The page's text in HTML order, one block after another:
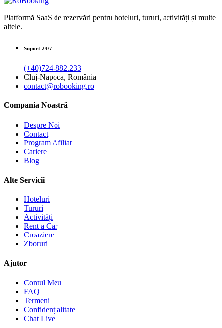
Platformă SaaS de rezervări pentru hoteluri, tururi, activități și multe
altele.
Suport 24/7
(+40)724-882.233
Cluj-Napoca, România
contact@robooking.ro
Compania Noastră
Despre Noi
Contact
Program Afiliat
Cariere
Blog
Alte Servicii
Hoteluri
Tururi
Activități
Rent a Car
Croaziere
Zboruri
Ajutor
Contul Meu
FAQ
Termeni
Confidențialitate
Chat Live